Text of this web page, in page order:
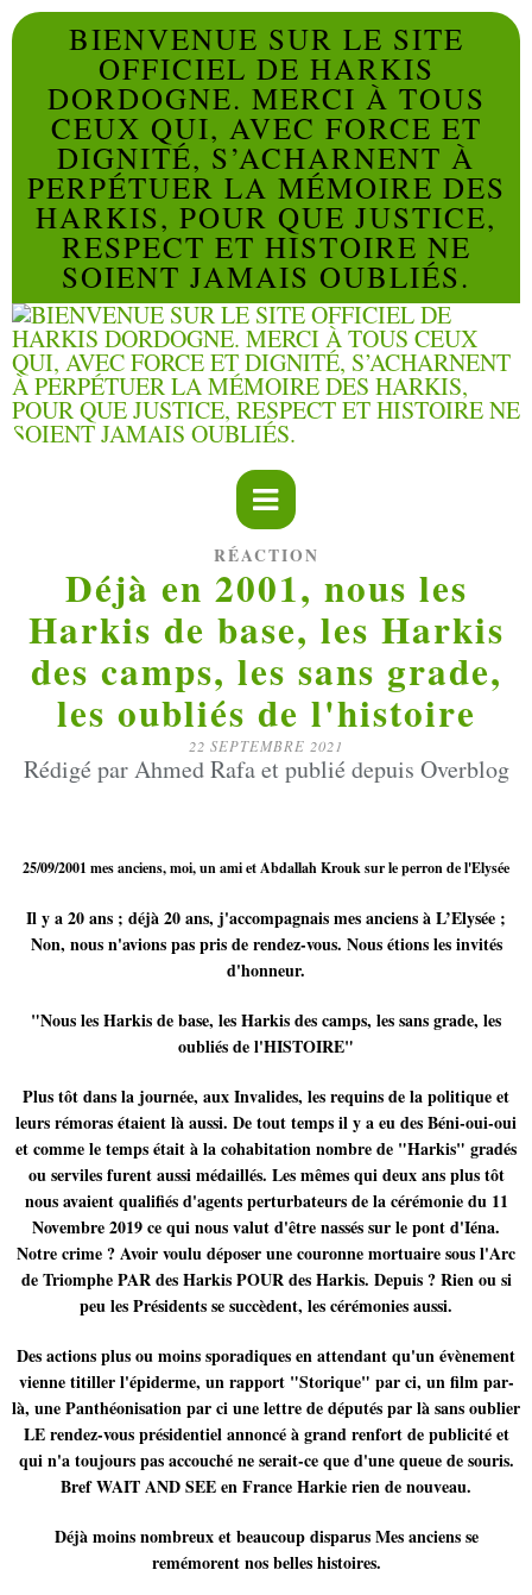
BIENVENUE SUR LE SITE
OFFICIEL DE HARKIS
DORDOGNE. MERCI À TOUS
CEUX QUI, AVEC FORCE ET
DIGNITÉ, S’ACHARNENT À
PERPÉTUER LA MÉMOIRE DES
HARKIS, POUR QUE JUSTICE,
RESPECT ET HISTOIRE NE
SOIENT JAMAIS OUBLIÉS.
RÉACTION
Déjà en 2001, nous les
Harkis de base, les Harkis
des camps, les sans grade,
les oubliés de l'histoire
22 SEPTEMBRE 2021
Rédigé par Ahmed Rafa et publié depuis Overblog
25/09/2001 mes anciens, moi, un ami et Abdallah Krouk sur le perron de l'Elysée
Il y a 20 ans ; déjà 20 ans, j'accompagnais mes anciens à L’Elysée ;
Non, nous n'avions pas pris de rendez-vous. Nous étions les invités
d'honneur.
"Nous les Harkis de base, les Harkis des camps, les sans grade, les
oubliés de l'HISTOIRE"
Plus tôt dans la journée, aux Invalides, les requins de la politique et
leurs rémoras étaient là aussi. De tout temps il y a eu des Béni-oui-oui
et comme le temps était à la cohabitation nombre de "Harkis" gradés
ou serviles furent aussi médaillés. Les mêmes qui deux ans plus tôt
nous avaient qualifiés d'agents perturbateurs de la cérémonie du 11
Novembre 2019 ce qui nous valut d'être nassés sur le pont d'Iéna.
Notre crime ? Avoir voulu déposer une couronne mortuaire sous l'Arc
de Triomphe PAR des Harkis POUR des Harkis. Depuis ? Rien ou si
peu les Présidents se succèdent, les cérémonies aussi.
Des actions plus ou moins sporadiques en attendant qu'un évènement
vienne titiller l'épiderme, un rapport "Storique" par ci, un film par-
là, une Panthéonisation par ci une lettre de députés par là sans oublier
LE rendez-vous présidentiel annoncé à grand renfort de publicité et
qui n'a toujours pas accouché ne serait-ce que d'une queue de souris.
Bref WAIT AND SEE en France Harkie rien de nouveau.
Déjà moins nombreux et beaucoup disparus Mes anciens se
remémorent nos belles histoires.